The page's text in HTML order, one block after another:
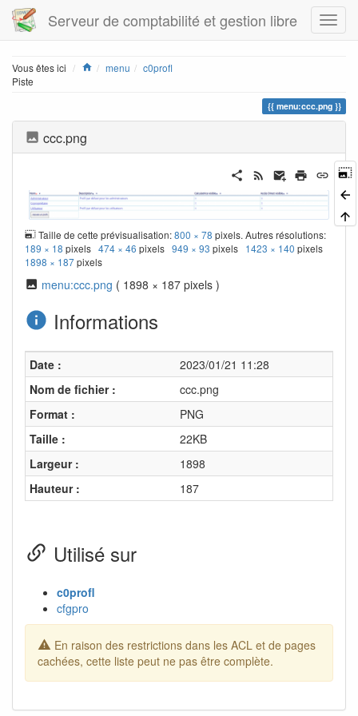
Serveur de comptabilité et gestion libre
Vous êtes ici Home
menu
c0profl
Piste
menu:ccc.png
ccc.png
Taille de cette prévisualisation:800 × 78 pixels. Autres résolutions:
189 × 18 pixels 474 × 46 pixels 949 × 93 pixels 1423 × 140 pixels
1898 × 187pixels
menu:ccc.png ( 1898 × 187 pixels )
Informations
Date :
2023/01/21 11:28
Nom de fichier :
ccc.png
Format :
PNG
Taille :
22KB
Largeur :
1898
Hauteur :
187
Utilisé sur
c0profl
cfgpro
En raison des restrictions dans les ACL et de pages
cachées, cette liste peut ne pas être complète.